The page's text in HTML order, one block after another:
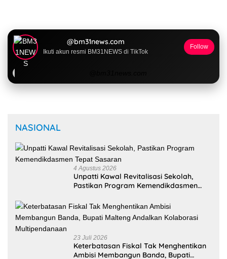
@bm31news.com
Ikuti akun resmi BM31NEWS di TikTok
4 Agustus 2026
Unpatti Kawal Revitalisasi Sekolah,
Pastikan Program Kemendikdasmen
Tepat Sasaran
Keterbatasan Fiskal Tak Menghentikan
Ambisi Membangun Banda, Bupati
Malteng Andalkan Kolaborasi